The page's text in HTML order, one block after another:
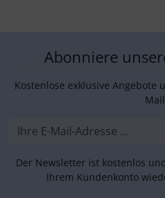
Abonniere
Kostenlose exklusive Angebote
Mail
Der Newsletter ist kostenlos
Ihrem Kundenkonto